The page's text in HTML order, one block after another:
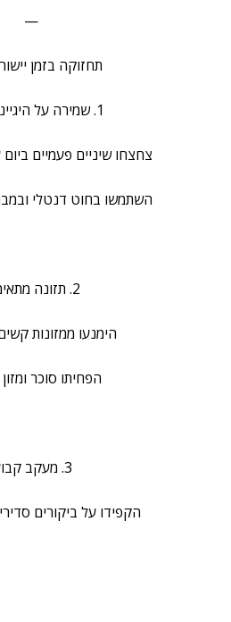
—
תחזוקה בזמן
1. שמירה על היגיינת הפה:
צחצחו שיניים פעמיים
השתמשו בחוט דנטלי
2. תזונה מתאימה:
הימנעו ממזונות
הפחיתו סוכר
3. מעקב קבוע:
הקפידו על ביקורים